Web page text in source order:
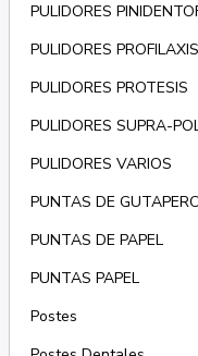
PULIDORES
PULIDORES PROFILAXIS
PULIDORES PROTESIS
PULIDORES SUPRA-
PULIDORES VARIOS
PUNTAS DE
PUNTAS DE PAPEL
PUNTAS PAPEL
Postes